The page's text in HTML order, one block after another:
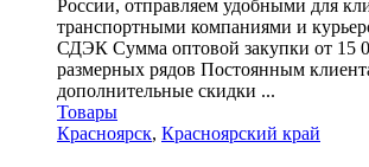
России, отправляем удобными для
транспортными компаниями и
СДЭК Сумма оптовой закупки от 15
размерных рядов Постоянным
дополнительные скидки ...
Товары
Красноярск, Красноярский край